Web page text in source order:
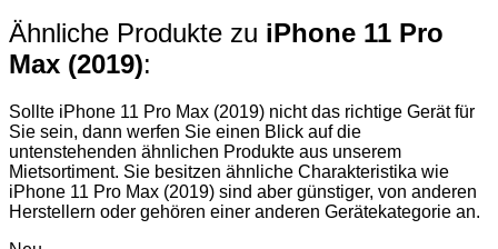
Ähnliche Produkte zu iPhone 11 Pro
Max (2019):
Sollte iPhone 11 Pro Max (2019) nicht das richtige Gerät für
Sie sein, dann werfen Sie einen Blick auf die
untenstehenden ähnlichen Produkte aus unserem
Mietsortiment. Sie besitzen ähnliche Charakteristika wie
iPhone 11 Pro Max (2019) sind aber günstiger, von anderen
Herstellern oder gehören einer anderen Gerätekategorie an.